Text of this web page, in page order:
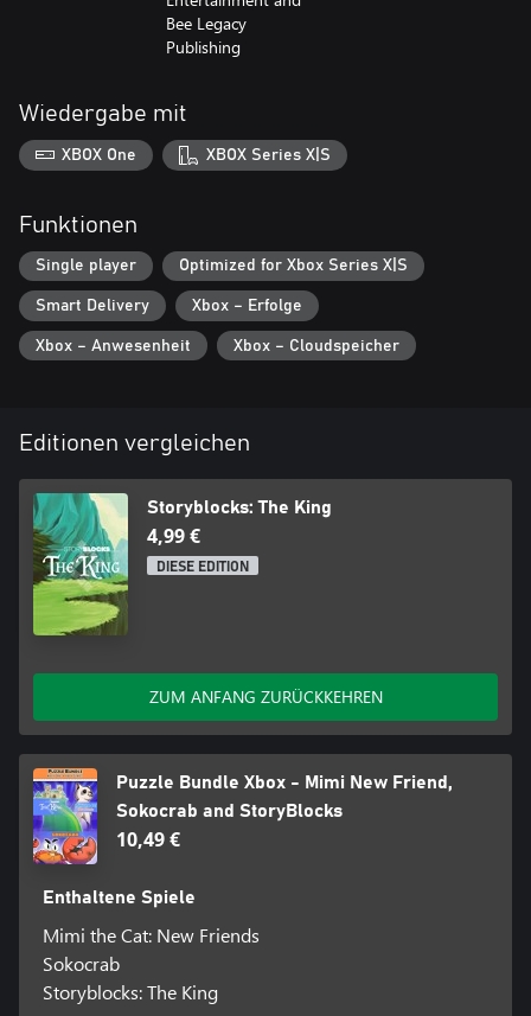
Bee Legacy
Publishing
Wiedergabe mit
XBOX One XBOX Series X|S
Funktionen
Single player Optimized for Xbox Series X|S
Smart Delivery Xbox – Erfolge
Xbox – Anwesenheit Xbox – Cloudspeicher
Editionen vergleichen
Storyblocks: The King
4,99 €
DIESE EDITION
ZUM ANFANG ZURÜCKKEHREN
Puzzle Bundle Xbox - Mimi New Friend,
Sokocrab and StoryBlocks
10,49 €
Enthaltene Spiele
Mimi the Cat: New Friends
Sokocrab
Storyblocks: The King